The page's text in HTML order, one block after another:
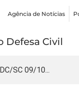
Agência de Notícias
Defesa Civil
SC 09/10...